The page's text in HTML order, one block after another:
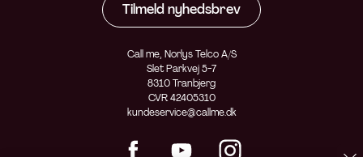
Tilmeld nyhedsbrev
Call me, Norlys Telco A/S
Slet Parkvej 5-7
8310 Tranbjerg
CVR 42405310
kundeservice@callme.dk